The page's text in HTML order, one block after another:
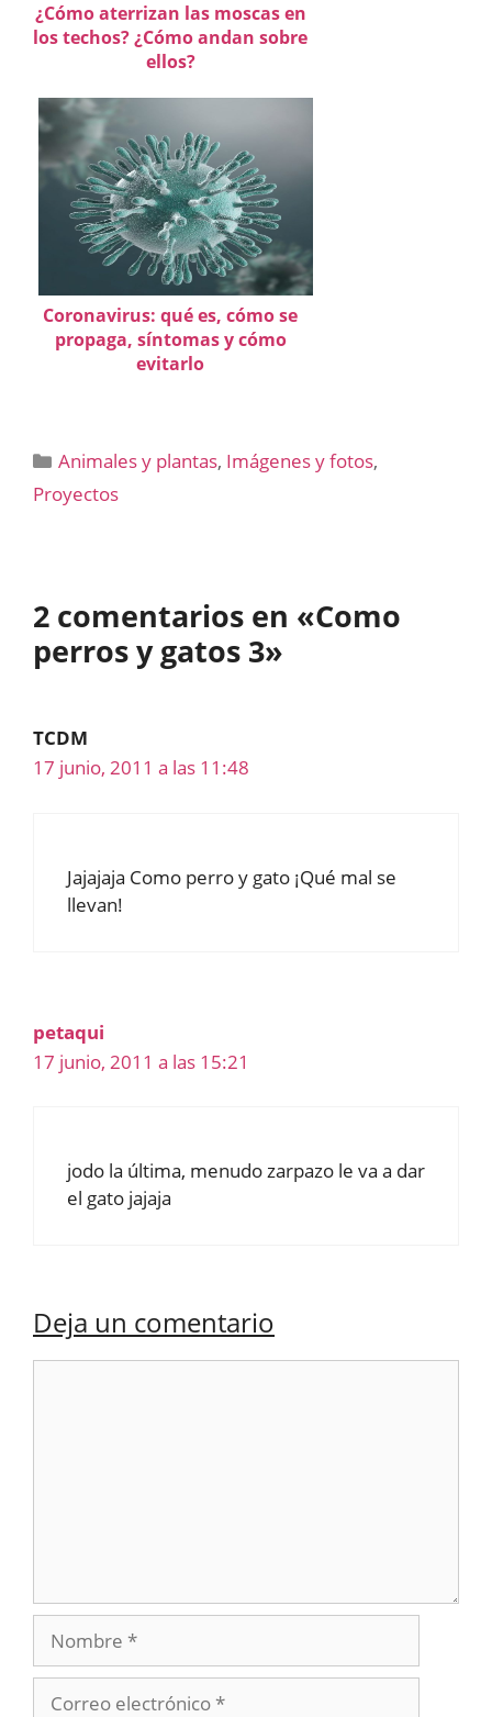
¿Cómo aterrizan las moscas en
los techos? ¿Cómo andan sobre
ellos?
Coronavirus: qué es, cómo se
propaga, síntomas y cómo
evitarlo
Categorías
Animales y plantas, Imágenes y fotos,
Proyectos
2 comentarios en «Como
perros y gatos 3»
TCDM
17 junio, 2011 a las 11:48
Jajajaja Como perro y gato ¡Qué mal se
llevan!
petaqui
17 junio, 2011 a las 15:21
jodo la última, menudo zarpazo le va a dar
el gato jajaja
Deja un comentario
Nombre